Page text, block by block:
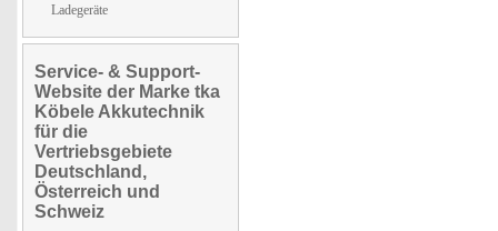
Ladegeräte
Service- & Support-
Website der Marke tka
Köbele Akkutechnik
für die
Vertriebsgebiete
Deutschland,
Österreich und
Schweiz